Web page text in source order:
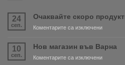
24
сеп.
Очаквайте скоро
Коментарите са изключениза
RONSEAL
10
сеп.
Нов магазин във Варна
Коментарите са изключениза